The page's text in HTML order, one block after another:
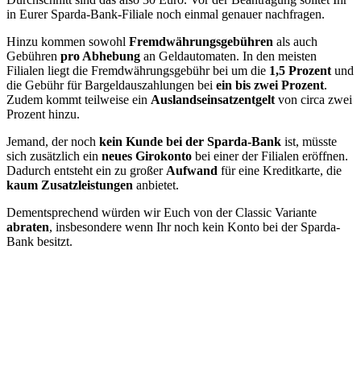
in Eurer Sparda-Bank-Filiale noch einmal genauer nachfragen.
Hinzu kommen sowohl Fremdwährungsgebühren als auch
Gebühren pro Abhebung an Geldautomaten. In den meisten
Filialen liegt die Fremdwährungsgebühr bei um die 1,5 Prozent und
die Gebühr für Bargeldauszahlungen bei ein bis zwei Prozent.
Zudem kommt teilweise ein Auslandseinsatzentgelt von circa zwei
Prozent hinzu.
Jemand, der noch kein Kunde bei der Sparda-Bank ist, müsste
sich zusätzlich ein neues Girokonto bei einer der Filialen eröffnen.
Dadurch entsteht ein zu großer Aufwand für eine Kreditkarte, die
kaum Zusatzleistungen anbietet.
Dementsprechend würden wir Euch von der Classic Variante
abraten, insbesondere wenn Ihr noch kein Konto bei der Sparda-
Bank besitzt.